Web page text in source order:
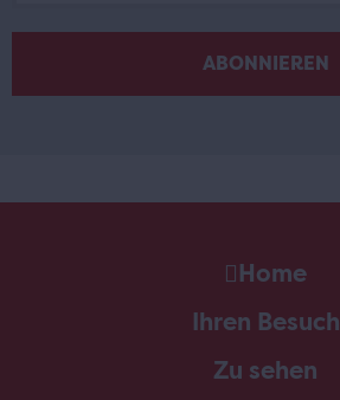
Home
Ihren Besuch
Zu sehen